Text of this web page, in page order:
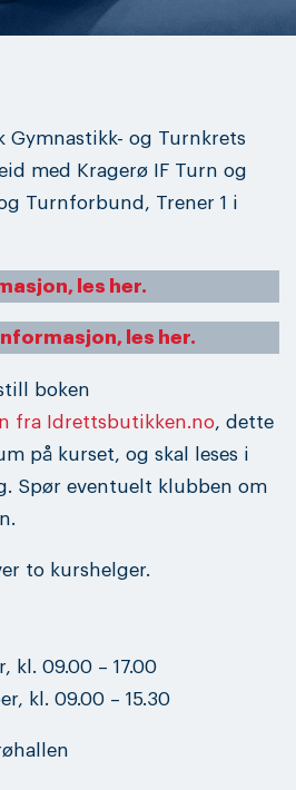
Gymnastikk- og Turnkrets
med Kragerø IF Turn og
Turnforbund, Trener 1 i
les her.
les her.
boken
fra Idrettsbutikken.no, dette
på kurset, og skal leses i
Spør eventuelt klubben om
to kurshelger.
kl. 09.00 – 17.00
kl. 09.00 – 15.30